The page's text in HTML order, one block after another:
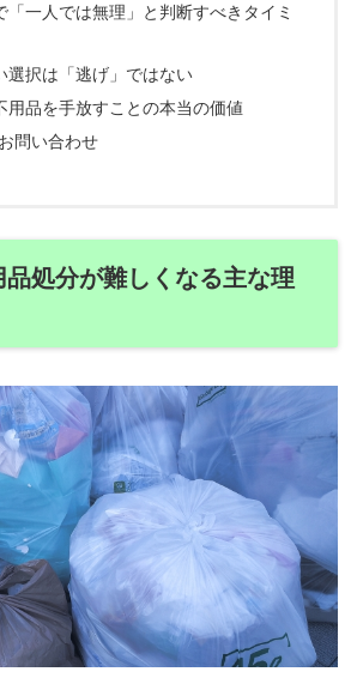
「一人では無理」と判断すべきタイミ
選択は「逃げ」ではない
用品を手放すことの本当の価値
問い合わせ
処分が難しくなる主な理